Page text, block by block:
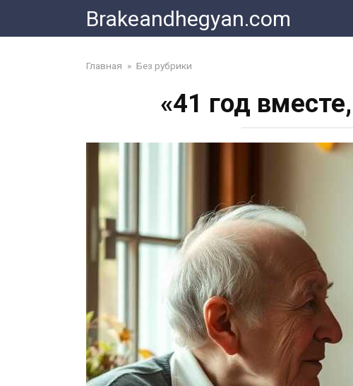
content
Brakeandhegyan.com
Главная » Без рубрики
«41 год